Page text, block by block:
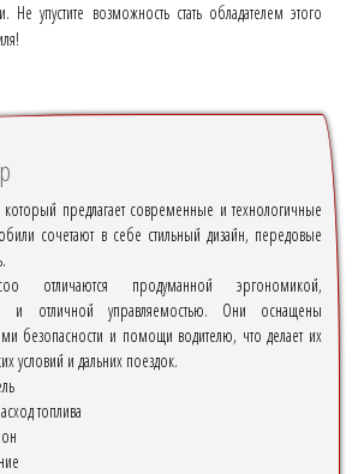
Не упустите возможность стать обладателем этого
предлагает современные и технологичные
сочетают в себе стильный дизайн, передовые
отличаются продуманной эргономикой,
и отличной управляемостью. Они оснащены
безопасности и помощи водителю, что делает их
условий и дальних поездок.
топлива